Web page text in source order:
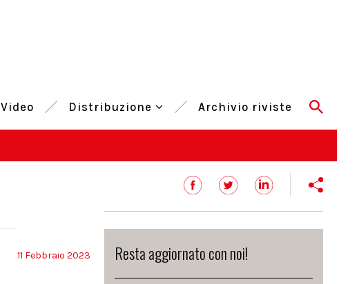
Video Distribuzione Archivio riviste
11 Febbraio 2023 Resta aggiornato con noi!